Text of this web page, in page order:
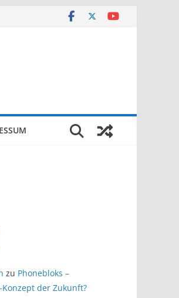
zu Phonebloks –
der Zukunft?